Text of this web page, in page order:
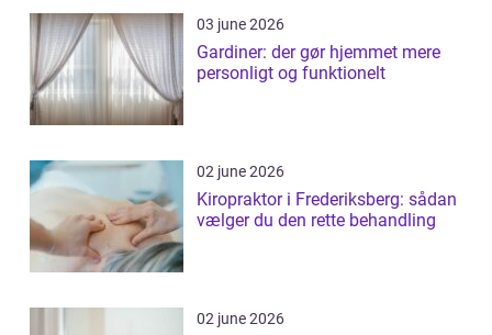
03 june 2026
Gardiner: der gør hjemmet mere
personligt og funktionelt
02 june 2026
Kiropraktor i Frederiksberg: sådan
vælger du den rette behandling
02 june 2026